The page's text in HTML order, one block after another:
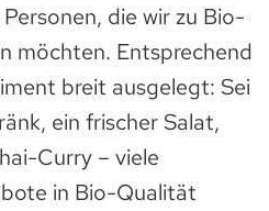
die wir zu Bio-
möchten. Entsprechend
breit ausgelegt: Sei
ein frischer Salat,
Curry – viele
in Bio-Qualität